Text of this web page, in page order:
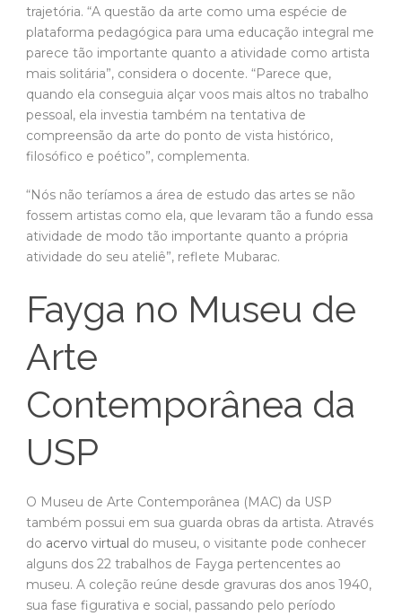
trajetória. “A questão da arte como uma espécie de
plataforma pedagógica para uma educação integral me
parece tão importante quanto a atividade como artista
mais solitária”, considera o docente. “Parece que,
quando ela conseguia alçar voos mais altos no trabalho
pessoal, ela investia também na tentativa de
compreensão da arte do ponto de vista histórico,
filosófico e poético”, complementa.
“Nós não teríamos a área de estudo das artes se não
fossem artistas como ela, que levaram tão a fundo essa
atividade de modo tão importante quanto a própria
atividade do seu ateliê”, reflete Mubarac.
Fayga no Museu de
Arte
Contemporânea da
USP
O Museu de Arte Contemporânea (MAC) da USP
também possui em sua guarda obras da artista. Através
do acervo virtual do museu, o visitante pode conhecer
alguns dos 22 trabalhos de Fayga pertencentes ao
museu. A coleção reúne desde gravuras dos anos 1940,
sua fase figurativa e social, passando pelo período